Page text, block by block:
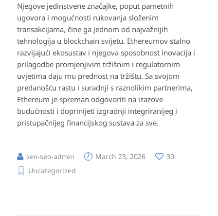
Njegove jedinstvene značajke, poput pametnih
ugovora i mogućnosti rukovanja složenim
transakcijama, čine ga jednom od najvažnijih
tehnologija u blockchain svijetu. Ethereumov stalno
razvijajući ekosustav i njegova sposobnost inovacija i
prilagodbe promjenjivim tržišnim i regulatornim
uvjetima daju mu prednost na tržištu. Sa svojom
predanošću rastu i suradnji s raznolikim partnerima,
Ethereum je spreman odgovoriti na izazove
budućnosti i doprinijeti izgradnji integriranijeg i
pristupačnijeg financijskog sustava za sve.
seo-seo-admin March 23, 2026
30
Uncategorized